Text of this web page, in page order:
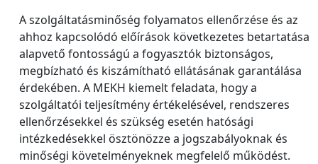
A szolgáltatásminőség folyamatos ellenőrzése és az
ahhoz kapcsolódó előírások következetes betartatása
alapvető fontosságú a fogyasztók biztonságos,
megbízható és kiszámítható ellátásának garantálása
érdekében. A MEKH kiemelt feladata, hogy a
szolgáltatói teljesítmény értékelésével, rendszeres
ellenőrzésekkel és szükség esetén hatósági
intézkedésekkel ösztönözze a jogszabályoknak és
minőségi követelményeknek megfelelő működést.